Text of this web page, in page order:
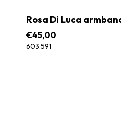
Rosa Di Luca
€45,00
603.591